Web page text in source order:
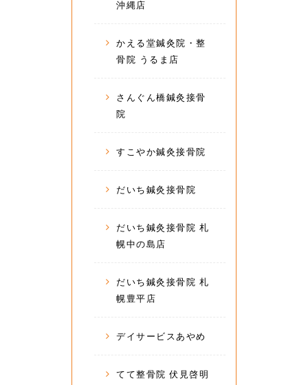
沖縄店
かえる堂鍼灸院・整
骨院 うるま店
さんぐん橋鍼灸接骨
院
すこやか鍼灸接骨院
だいち鍼灸接骨院
だいち鍼灸接骨院 札
幌中の島店
だいち鍼灸接骨院 札
幌豊平店
デイサービスあやめ
てて整骨院 伏見啓明